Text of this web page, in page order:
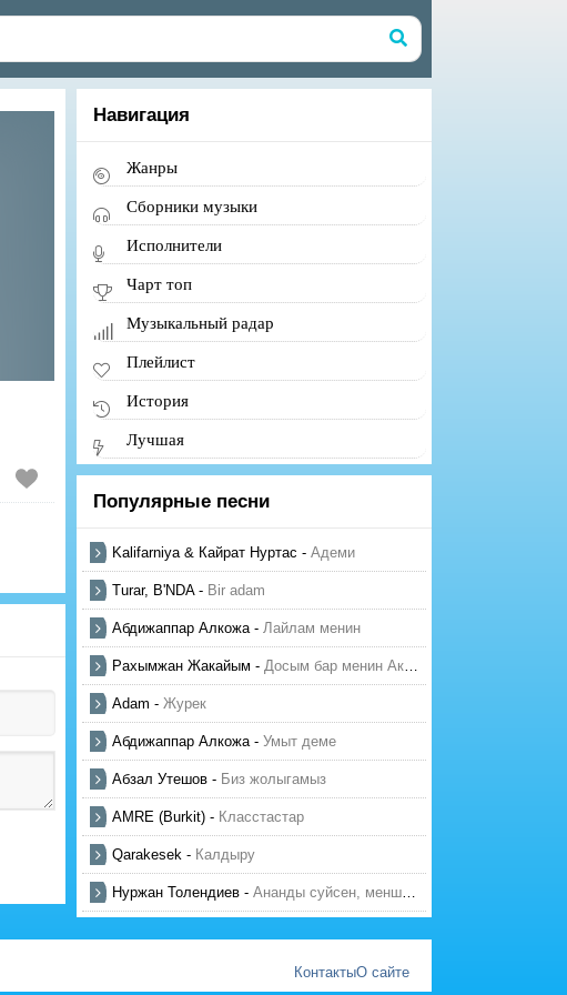
Навигация
Жанры
Сборники музыки
Исполнители
Чарт топ
Музыкальный радар
Плейлист
История
Лучшая
Популярные песни
Kalifarniya & Кайрат Нуртас - Адеми
Turar, B'NDA- Bir adam
Абдижаппар Алкожа- Лайлам менин
Рахымжан Жакайым - Досым бар менин Актауда
Adam - Журек
Абдижаппар Алкожа- Умыт деме
Абзал Утешов - Биз жолыгамыз
AMRE (Burkit) - Класстастар
Qarakesek - Калдыру
Нуржан Толендиев - Ананды суйсен, менше суй
КонтактыО сайте